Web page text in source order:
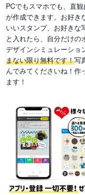
PCでもスマホでも、直
が作成できます。お好き
いいスタンプ、お好きな
と入れたら、自分だけ
デザインシミュレーショ
まない限り無料です！写
んでみてくださいね！作
ます！